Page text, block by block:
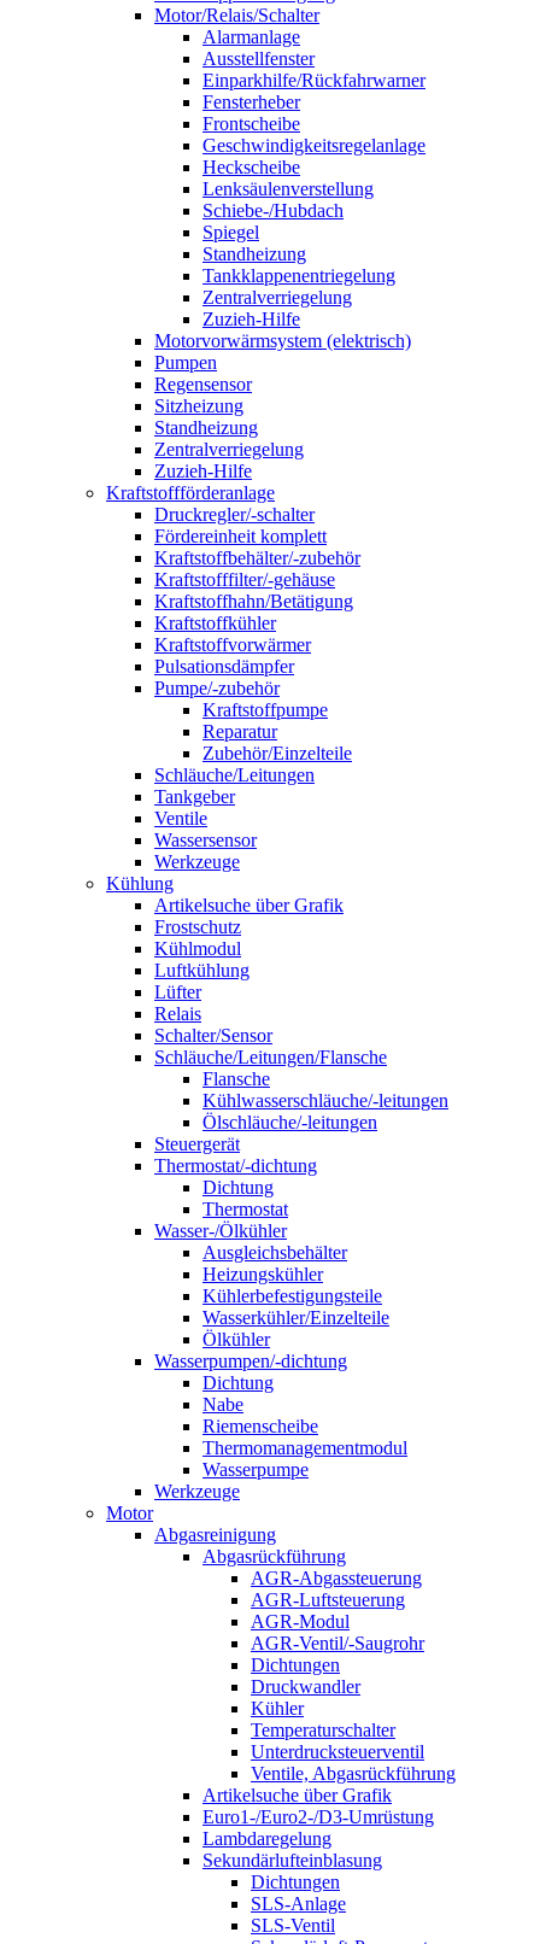
Motor/Relais/Schalter
Alarmanlage
Ausstellfenster
Einparkhilfe/Rückfahrwarner
Fensterheber
Frontscheibe
Geschwindigkeitsregelanlage
Heckscheibe
Lenksäulenverstellung
Schiebe-/Hubdach
Spiegel
Standheizung
Tankklappenentriegelung
Zentralverriegelung
Zuzieh-Hilfe
Motorvorwärmsystem (elektrisch)
Pumpen
Regensensor
Sitzheizung
Standheizung
Zentralverriegelung
Zuzieh-Hilfe
Kraftstoffförderanlage
Druckregler/-schalter
Fördereinheit komplett
Kraftstoffbehälter/-zubehör
Kraftstofffilter/-gehäuse
Kraftstoffhahn/Betätigung
Kraftstoffkühler
Kraftstoffvorwärmer
Pulsationsdämpfer
Pumpe/-zubehör
Kraftstoffpumpe
Reparatur
Zubehör/Einzelteile
Schläuche/Leitungen
Tankgeber
Ventile
Wassersensor
Werkzeuge
Kühlung
Artikelsuche über Grafik
Frostschutz
Kühlmodul
Luftkühlung
Lüfter
Relais
Schalter/Sensor
Schläuche/Leitungen/Flansche
Flansche
Kühlwasserschläuche/-leitungen
Ölschläuche/-leitungen
Steuergerät
Thermostat/-dichtung
Dichtung
Thermostat
Wasser-/Ölkühler
Ausgleichsbehälter
Heizungskühler
Kühlerbefestigungsteile
Wasserkühler/Einzelteile
Ölkühler
Wasserpumpen/-dichtung
Dichtung
Nabe
Riemenscheibe
Thermomanagementmodul
Wasserpumpe
Werkzeuge
Motor
Abgasreinigung
Abgasrückführung
AGR-Abgassteuerung
AGR-Luftsteuerung
AGR-Modul
AGR-Ventil/-Saugrohr
Dichtungen
Druckwandler
Kühler
Temperaturschalter
Unterdrucksteuerventil
Ventile, Abgasrückführung
Artikelsuche über Grafik
Euro1-/Euro2-/D3-Umrüstung
Lambdaregelung
Sekundärlufteinblasung
Dichtungen
SLS-Anlage
SLS-Ventil